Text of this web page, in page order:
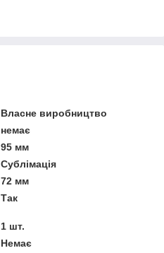
Власне виробництво
немає
95 мм
Сублімація
72 мм
Так
1 шт.
Немає